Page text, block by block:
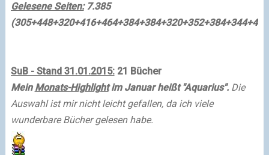
Gelesene Seiten:7.385
SuB - Stand 31.01.2015:21 Bücher
Mein Monats-Highlightim Januar heißt "Aquarius". Die
Auswahl ist mir nicht leicht gefallen, da ich viele
wunderbare Bücher gelesen habe.